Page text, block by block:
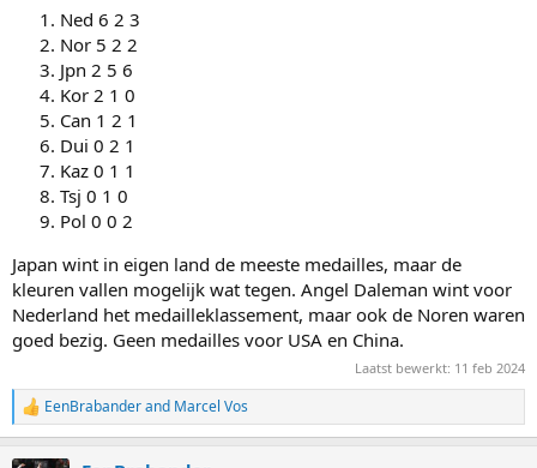
Ned 6 2 3
Nor 5 2 2
Jpn 2 5 6
Kor 2 1 0
Can 1 2 1
Dui 0 2 1
Kaz 0 1 1
Tsj 0 1 0
Pol 0 0 2
Japan wint in eigen land de meeste medailles, maar de
kleuren vallen mogelijk wat tegen. Angel Daleman wint voor
Nederland het medailleklassement, maar ook de Noren waren
goed bezig. Geen medailles voor USA en China.
Laatst bewerkt: 11 feb 2024
R
e
EenBrabanderand Marcel Vos